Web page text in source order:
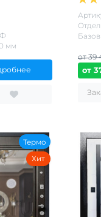
мм
от 39
от
Термо
Хит